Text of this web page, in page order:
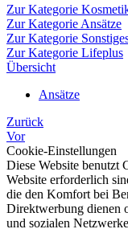
Zur Kategorie
Zur Kategorie Ansätze
Zur Kategorie
Zur Kategorie Lifeplus
Übersicht
Ansätze
Zurück
Vor
Cookie-Einstellungen
Diese Website benutzt
Website erforderlich
die den Komfort bei
Direktwerbung dienen
und sozialen